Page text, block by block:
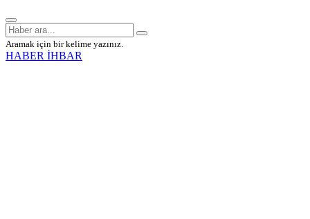
Aramak için bir kelime yazınız.
HABER İHBAR